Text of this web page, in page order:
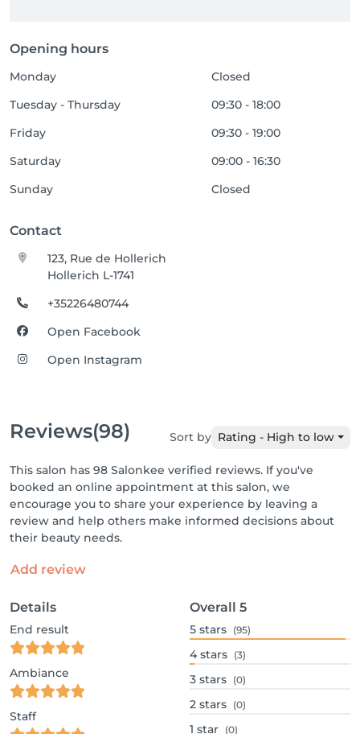
Opening hours
Monday
Closed
Tuesday - Thursday
09:30 - 18:00
Friday
09:30 - 19:00
Saturday
09:00 - 16:30
Sunday
Closed
Contact
123, Rue de Hollerich
Hollerich L-1741
+35226480744
Open Facebook
Open Instagram
Reviews(98) Sort by Rating - High to low
This salon has 98 Salonkee verified reviews. If you've
booked an online appointment at this salon, we
encourage you to share your experience by leaving a
review and help others make informed decisions about
their beauty needs.
Add review
Details
End result
Ambiance
Staff
Overall 5
5 stars (95)
4 stars (3)
3 stars (0)
2 stars (0)
1 star (0)